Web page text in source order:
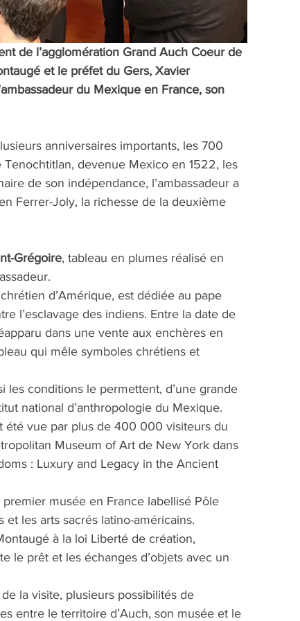
de l’agglomération Grand Auch Coeur de
et le préfet du Gers, Xavier
du Mexique en France, son
anniversaires importants, les 700
devenue Mexico en 1522, les
de son indépendance, l’ambassadeur a
Ferrer-Joly, la richesse de la deuxième
Grégoire, tableau en plumes réalisé en
d’Amérique, est dédiée au pape
l’esclavage des indiens. Entre la date de
dans une vente aux enchères en
qui mêle symboles chrétiens et
les conditions le permettent, d’une grande
national d’anthropologie du Mexique.
été vue par plus de 400 000 visiteurs du
Museum of Art de New York dans
: Luxury and Legacy in the Ancient
musée en France labellisé Pôle
les arts sacrés latino-américains.
à la loi Liberté de création,
le prêt et les échanges d’objets avec un
la visite, plusieurs possibilités de
entre le territoire d’Auch, son musée et le